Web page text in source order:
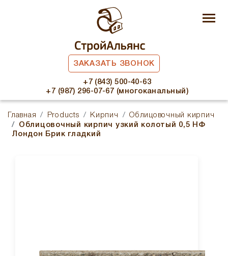
ЗАКАЗАТЬ ЗВОНОК
+7 (843) 500-40-63
+7 (987) 296-07-67 (многоканальный)
Главная Products Кирпич
Облицовочный кирпич
Облицовочный кирпич узкий колотый 0,5 НФ
Лондон Брик гладкий